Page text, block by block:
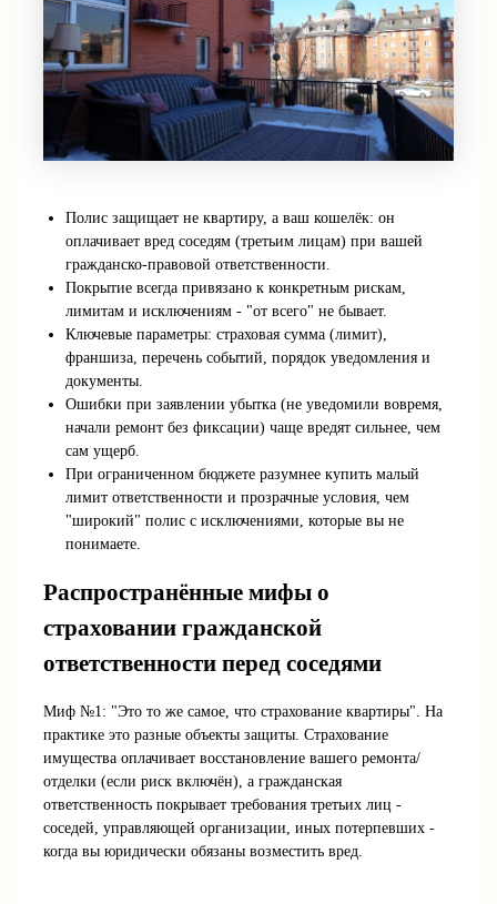
Полис защищает не квартиру, а ваш кошелёк: он
оплачивает вред соседям (третьим лицам) при вашей
гражданско-правовой ответственности.
Покрытие всегда привязано к конкретным рискам,
лимитам и исключениям - "от всего" не бывает.
Ключевые параметры: страховая сумма (лимит),
франшиза, перечень событий, порядок уведомления и
документы.
Ошибки при заявлении убытка (не уведомили вовремя,
начали ремонт без фиксации) чаще вредят сильнее, чем
сам ущерб.
При ограниченном бюджете разумнее купить малый
лимит ответственности и прозрачные условия, чем
"широкий" полис с исключениями, которые вы не
понимаете.
Распространённые мифы о
страховании гражданской
ответственности перед соседями
Миф №1: "Это то же самое, что страхование квартиры". На
практике это разные объекты защиты. Страхование
имущества оплачивает восстановление вашего ремонта/
отделки (если риск включён), а гражданская
ответственность покрывает требования третьих лиц -
соседей, управляющей организации, иных потерпевших -
когда вы юридически обязаны возместить вред.